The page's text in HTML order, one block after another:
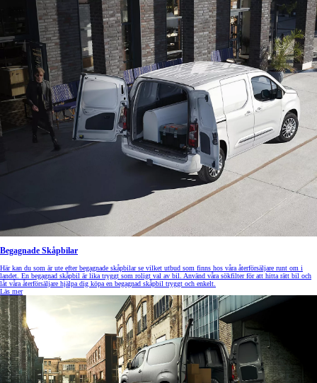
Begagnade Skåpbilar
Här kan du som är ute efter begagnade skåpbilar se vilket utbud som finns hos våra återförsäljare runt om i
landet. En begagnad skåpbil är lika tryggt som roligt val av bil. Använd våra sökfilter för att hitta rätt bil och
låt våra återförsäljare hjälpa dig köpa en begagnad skåpbil tryggt och enkelt.
Läs mer